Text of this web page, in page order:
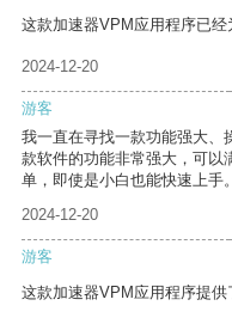
这款加速器VPM应用程序已经
2024-12-20
游客
我一直在寻找一款功能强大、
款软件的功能非常强大，可以
单，即使是小白也能快速上手。
2024-12-20
游客
这款加速器VPM应用程序提供